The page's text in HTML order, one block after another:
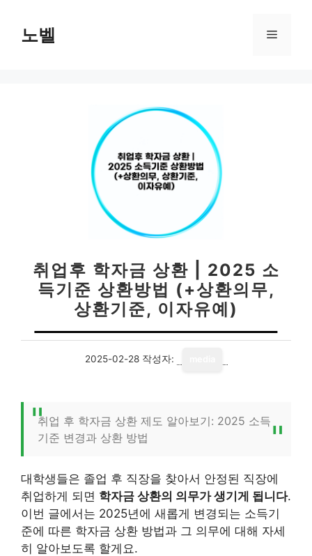
노벨 메
취업후 학자금 상환 | 2025 소
득기준 상환방법 (+상환의무,
상환기준, 이자유예)
2025-02-28 작성자:
취업 후 학자금 상환 제도 알아보기: 2025 소득
기준 변경과 상환 방법
대학생들은 졸업 후 직장을 찾아서 안정된 직장에
취업하게 되면 학자금 상환의 의무가 생기게 됩니다.
이번 글에서는 2025년에 새롭게 변경되는 소득기
준에 따른 학자금 상환 방법과 그 의무에 대해 자세
히 알아보도록 할게요.